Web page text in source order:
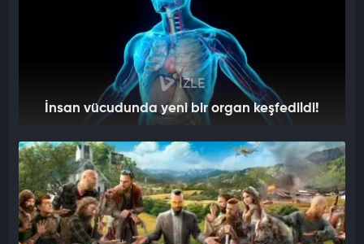
İZLE
İnsan vücudunda yeni bir organ keşfedildi!